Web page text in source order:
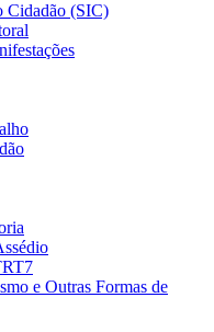
Cidadão (SIC)
e Outras Formas de